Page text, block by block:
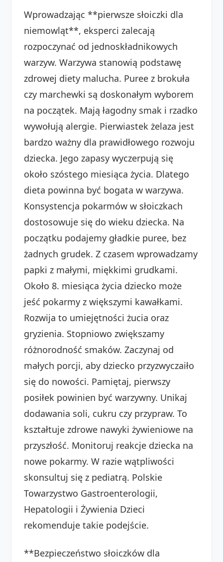
Wprowadzając **pierwsze słoiczki dla
niemowląt**, eksperci zalecają
rozpoczynać od jednoskładnikowych
warzyw. Warzywa stanowią podstawę
zdrowej diety malucha. Puree z brokuła
czy marchewki są doskonałym wyborem
na początek. Mają łagodny smak i rzadko
wywołują alergie. Pierwiastek żelaza jest
bardzo ważny dla prawidłowego rozwoju
dziecka. Jego zapasy wyczerpują się
około szóstego miesiąca życia. Dlatego
dieta powinna być bogata w warzywa.
Konsystencja pokarmów w słoiczkach
dostosowuje się do wieku dziecka. Na
początku podajemy gładkie puree, bez
żadnych grudek. Z czasem wprowadzamy
papki z małymi, miękkimi grudkami.
Około 8. miesiąca życia dziecko może
jeść pokarmy z większymi kawałkami.
Rozwija to umiejętności żucia oraz
gryzienia. Stopniowo zwiększamy
różnorodność smaków. Zaczynaj od
małych porcji, aby dziecko przyzwyczaiło
się do nowości. Pamiętaj, pierwszy
posiłek powinien być warzywny. Unikaj
dodawania soli, cukru czy przypraw. To
kształtuje zdrowe nawyki żywieniowe na
przyszłość. Monitoruj reakcje dziecka na
nowe pokarmy. W razie wątpliwości
skonsultuj się z pediatrą. Polskie
Towarzystwo Gastroenterologii,
Hepatologii i Żywienia Dzieci
rekomenduje takie podejście.
**Bezpieczeństwo słoiczków dla